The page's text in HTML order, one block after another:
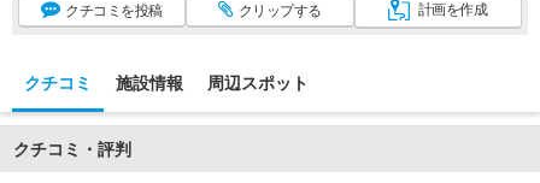
クチコミ を投稿 クリップする 計画を作成
クチコミ 施設情報 周辺スポット
クチコミ・評判